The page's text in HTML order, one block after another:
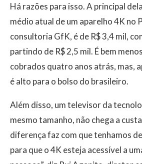
Há razões para isso. A principal
médio atual de um aparelho 4K no
consultoria GfK, é de R$ 3,4 mil,
partindo de R$ 2,5 mil. É bem
cobrados quatro anos atrás, mas,
é alto para o bolso do brasileiro.
Além disso, um televisor da
mesmo tamanho, não chega a
diferença faz com que tenhamos
para que o 4K esteja acessível a